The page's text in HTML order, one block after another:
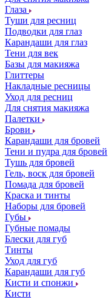
Глаза
Туши для ресниц
Подводки для глаз
Карандаши для глаз
Тени для век
Базы для макияжа
Глиттеры
Накладные ресницы
Уход для ресниц
Для снятия макияжа
Палетки
Брови
Карандаши для бровей
Тени и пудра для бровей
Тушь для бровей
Гель, воск для бровей
Помада для бровей
Краска и тинты
Наборы для бровей
Губы
Губные помады
Блески для губ
Тинты
Уход для губ
Карандаши для губ
Кисти и спонжи
Кисти